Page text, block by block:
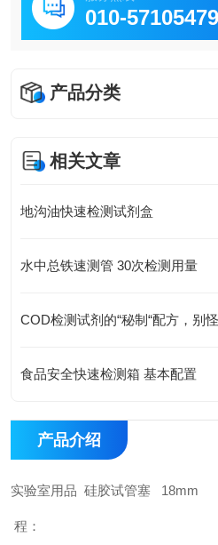
010-57105479
产品分类
相关文章
地沟油快速检测试剂盒
水中总铁速测管 30次检测用量
COD检测试剂的“秘制“配方，别
食品安全快速检测箱 基本配置
产品介绍
实验室用品 硅胶试管塞 18mm
程：